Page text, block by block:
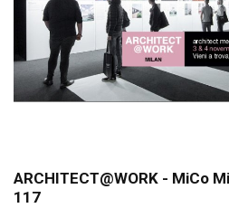
ARCHITECT@WORK - MiCo
117